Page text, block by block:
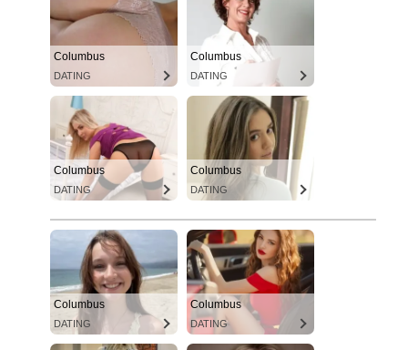
Columbus
DATING
Columbus
DATING
Columbus
DATING
Columbus
DATING
Columbus
DATING
Columbus
DATING